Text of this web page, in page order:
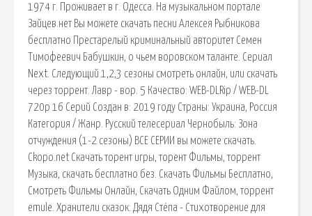
1974 г. Проживает в г. Одесса. На музыкальном портале
Зайцев.нет Вы можете скачать песни Алексея Рыбникова
бесплатно Престарелый криминальный авторитет Семен
Тимофеевич Бабушкин, о чьем воровском таланте. Сериал
Next. Следующий 1,2,3 сезоны смотреть онлайн, или скачать
через торрент. Лавр - вор. 5 Качество: WEB-DLRip / WEB-DL
720p 16 Серий Создан в: 2019 году Страны: Украина, Россия
Категория / Жанр. Русский телесериал Чернобыль: Зона
отчуждения (1-2 сезоны) ВСЕ СЕРИИ вы можете скачать.
Ckopo.net Скачать торент игры, торент Фильмы, торрент
Музыка, скачать бесплатно без. Скачать Фильмы Бесплатно,
Смотреть Фильмы Онлайн, Скачать Одним Файлом, торрент
emule. Хранители сказок: Дядя Стёпа - Стихотворение для